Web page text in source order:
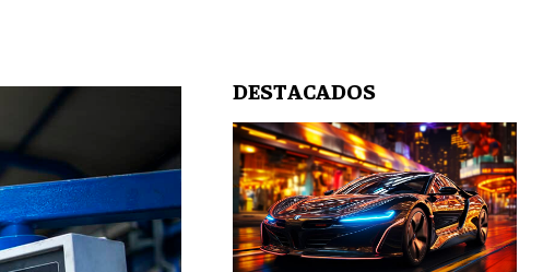
DESTACADOS